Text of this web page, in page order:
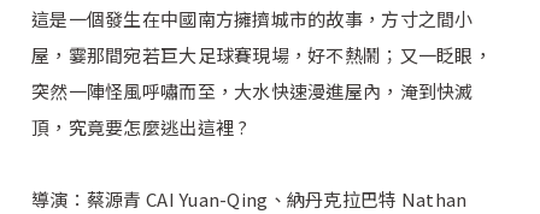
這是一個發生在中國南方擁擠城市的故事，方寸之間小
屋，霎那間宛若巨大足球賽現場，好不熱鬧；又一眨眼，
突然一陣怪風呼嘯而至，大水快速漫進屋內，淹到快滅
頂，究竟要怎麼逃出這裡 ?
導演：蔡源青 CAI Yuan-Qing、納丹克拉巴特 Nathan